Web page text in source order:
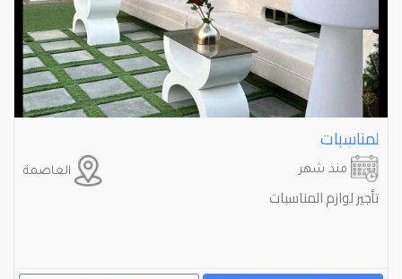
لمناسبات
العاصمة منذ شهر
تأجير لوازم المناسبات